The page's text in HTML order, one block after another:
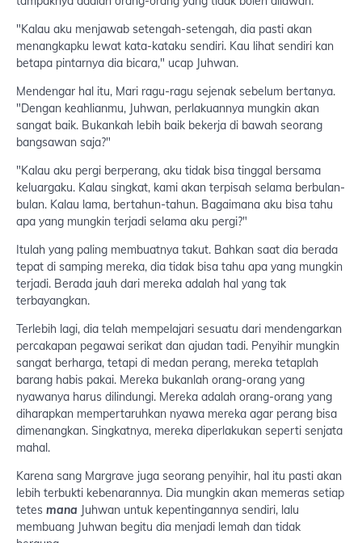
"Kalau aku menjawab setengah-setengah, dia pasti akan
menangkapku lewat kata-kataku sendiri. Kau lihat sendiri kan
betapa pintarnya dia bicara," ucap Juhwan.
Mendengar hal itu, Mari ragu-ragu sejenak sebelum bertanya.
"Dengan keahlianmu, Juhwan, perlakuannya mungkin akan
sangat baik. Bukankah lebih baik bekerja di bawah seorang
bangsawan saja?"
"Kalau aku pergi berperang, aku tidak bisa tinggal bersama
keluargaku. Kalau singkat, kami akan terpisah selama berbulan-
bulan. Kalau lama, bertahun-tahun. Bagaimana aku bisa tahu
apa yang mungkin terjadi selama aku pergi?"
Itulah yang paling membuatnya takut. Bahkan saat dia berada
tepat di samping mereka, dia tidak bisa tahu apa yang mungkin
terjadi. Berada jauh dari mereka adalah hal yang tak
terbayangkan.
Terlebih lagi, dia telah mempelajari sesuatu dari mendengarkan
percakapan pegawai serikat dan ajudan tadi. Penyihir mungkin
sangat berharga, tetapi di medan perang, mereka tetaplah
barang habis pakai. Mereka bukanlah orang-orang yang
nyawanya harus dilindungi. Mereka adalah orang-orang yang
diharapkan mempertaruhkan nyawa mereka agar perang bisa
dimenangkan. Singkatnya, mereka diperlakukan seperti senjata
mahal.
Karena sang Margrave juga seorang penyihir, hal itu pasti akan
lebih terbukti kebenarannya. Dia mungkin akan memeras setiap
tetes mana Juhwan untuk kepentingannya sendiri, lalu
membuang Juhwan begitu dia menjadi lemah dan tidak